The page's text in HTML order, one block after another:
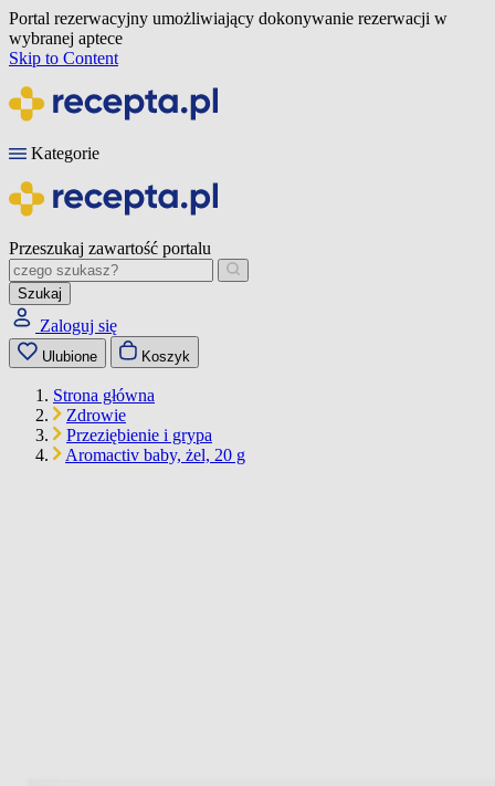
Portal rezerwacyjny umożliwiający dokonywanie rezerwacji w
wybranej aptece
Skip to Content
Kategorie
Przeszukaj zawartość portalu
Szukaj
Zaloguj się
Ulubione Koszyk
Strona główna
Zdrowie
Przeziębienie i grypa
Aromactiv baby, żel, 20 g